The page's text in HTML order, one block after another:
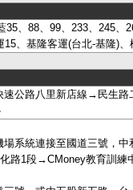
35、88、99、233、245、
15、基隆客運(台北-基隆)
速公路八里新店線→民生
場系統連接至國道三號，
路1段→CMoney教育訓練